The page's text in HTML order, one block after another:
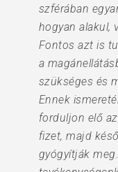
szférában
hogyan alakul,
Fontos azt is
a
szükséges és
Ennek
forduljon elő
fizet, majd
gyógyítják